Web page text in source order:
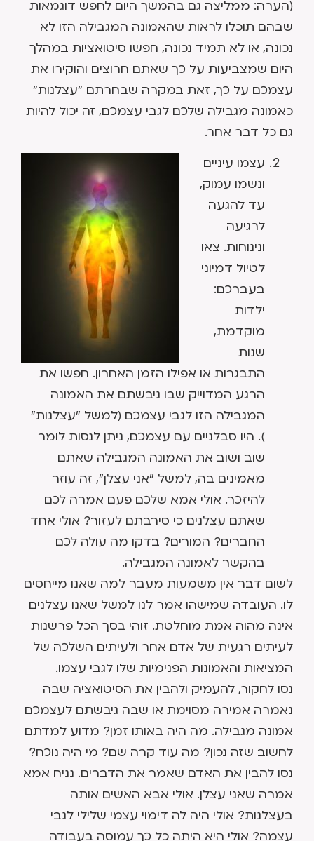
(הערה: ממליצה גם בהמשך היום לחפש דוגמאות
שבהם תוכלו לראות שהאמונה המגבילה הזו לא
נכונה, או לא תמיד נכונה, חפשו סיטואציות במהלך
היום שמצביעות על כך שאתם חרוצים והוקירו את
עצמכם על כך, זאת במקרה שבחרתם "עצלנות"
כאמונה מגבילה שלכם לגבי עצמכם, זה יכול להיות
גם כל דבר אחר.
עצמו עיניים
ונשמו עמוק,
עד להגעה
לרגיעה
ונינוחות. צאו
לטיול דמיוני
בעברכם:
ילדות
מוקדמת,
שנות
התבגרות או אפילו הזמן האחרון. חפשו את
הרגע המדוייק שבו גיבשתם את האמונה
המגבילה הזו לגבי עצמכם (למשל "עצלנות"
). היו סבלניים עם עצמכם, ניתן לנסות לומר
שוב ושוב את האמונה המגבילה שאתם
מאמינים בה, למשל "אני עצלן", זה עוזר
להיזכר. אולי אמא שלכם פעם אמרה לכם
שאתם עצלנים כי סירבתם לעזור? אולי אחד
החברים? המורים? בדקו מה עולה לכם
בהקשר לאמונה המגבילה.
לשום דבר אין משמעות מעבר למה שאנו מייחסים
לו. העובדה שמישהו אמר לנו למשל שאנו עצלנים
אינה מהוה אמת מוחלטת. זוהי בסך הכל פרשנות
לעיתים רגעית של אדם אחר ולעיתים השלכה של
המציאות והאמונות הפנימיות שלו לגבי עצמו.
נסו לחקור, להעמיק ולהבין את הסיטואציה שבה
נאמרה אמירה מסוימת או שבה גיבשתם לעצמכם
אמונה מגבילה. מה היה באותו זמן? מדוע למדתם
לחשוב שזה נכון? מה עוד קרה שם? מי היה נוכח?
נסו להבין את האדם שאמר את הדברים. נניח אמא
אמרה שאני עצלן. אולי אבא האשים אותה
בעצלנות? אולי היה לה דימוי עצמי שלילי לגבי
עצמה? אולי היא היתה כל כך עמוסה בעבודה